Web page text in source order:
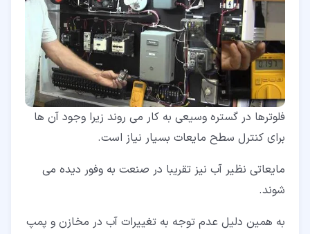
فلوترها در گستره وسیعی به کار می روند زیرا وجود آن ها
برای کنترل سطح مایعات بسیار نیاز است.
مایعاتی نظیر آب نیز تقریبا در صنعت به وفور دیده می
شوند.
به همین دلیل عدم توجه به تغییرات آب در مخازن و پمپ